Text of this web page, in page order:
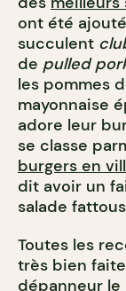
ont été
succulent
de pulled
les pommes
mayonnaise
adore leur
se classe
burgers en
dit avoir un
salade
Toutes les
très bien
dépanneur